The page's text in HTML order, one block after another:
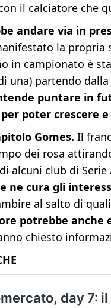
il calciatore che
andare via in
la
in campionato è
una) partendo
puntare in
poter crescere
Gomes. Il
dei rosa
alcuni club di
ne cura gli
al salto di
potrebbe anche
chiesto